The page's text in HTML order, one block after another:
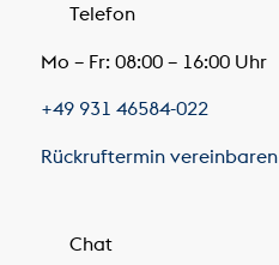
Telefon
Mo – Fr: 08:00 – 16:00 Uhr
+49 931 46584-022
Rückruftermin vereinbaren
Chat